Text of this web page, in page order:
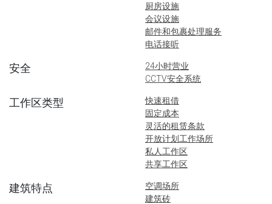
厨房设施
会议设施
邮件和包裹处理服务
电话接听
安全
24小时营业
CCTV安全系统
工作区类型
快速租借
固定成本
灵活的租赁条款
开放计划工作场所
私人工作区
共享工作区
建筑特点
空调场所
建筑砖